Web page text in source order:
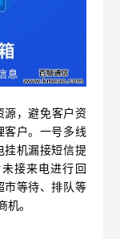
，避免客户资
客户。一号多线
挂机漏接短信提
接来电进行回
市等待、排队等
。